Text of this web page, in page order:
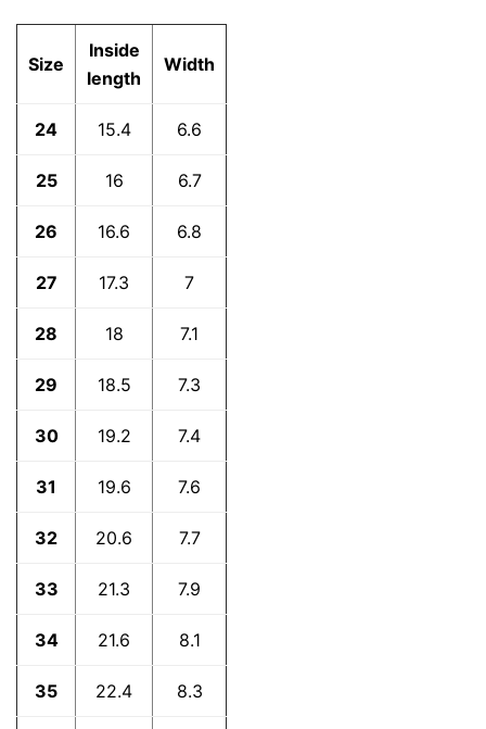
Size
Inside
length
Width
24 15.4 6.6
25 16 6.7
26 16.6 6.8
27 17.3 7
28 18 7.1
29 18.5 7.3
30 19.2 7.4
31 19.6 7.6
32 20.6 7.7
33 21.3 7.9
34 21.6 8.1
35 22.4 8.3